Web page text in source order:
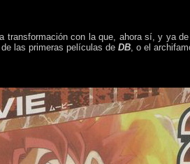
transformación con la que, ahora sí, y ya
las primeras películas de DB, o el